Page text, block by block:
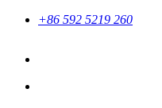
+86 592 5219 260